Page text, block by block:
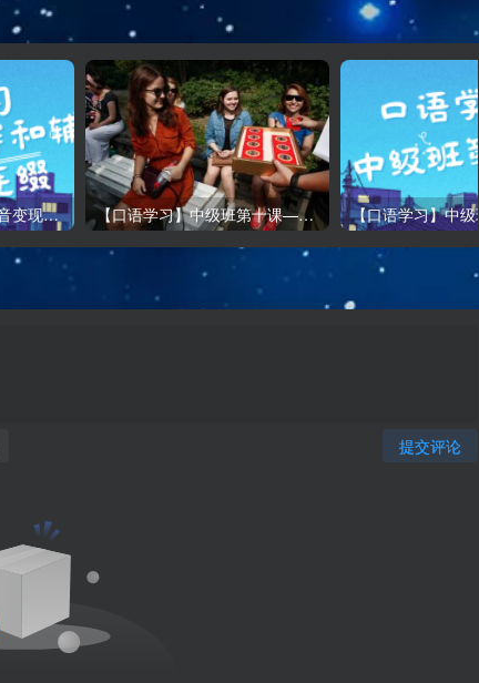
【口语学习】口语中的音变现象—h/th击穿和辅音连缀 【口语学习】中级班第十课——What should people do to make their visit to NY
提交评论